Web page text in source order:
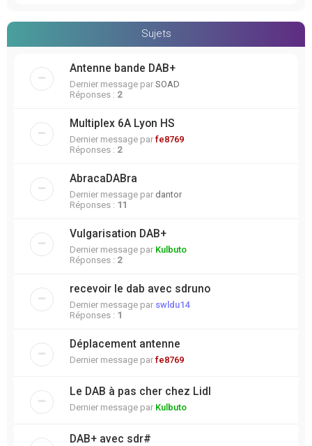
Sujets
Antenne bande DAB+
Dernier message par SOAD
Réponses : 2
Multiplex 6A Lyon HS
Dernier message par fe8769
Réponses : 2
AbracaDABra
Dernier message par dantor
Réponses : 11
Vulgarisation DAB+
Dernier message par Kulbuto
Réponses : 2
recevoir le dab avec sdruno
Dernier message par swldu14
Réponses : 1
Déplacement antenne
Dernier message par fe8769
Le DAB à pas cher chez Lidl
Dernier message par Kulbuto
DAB+ avec sdr#